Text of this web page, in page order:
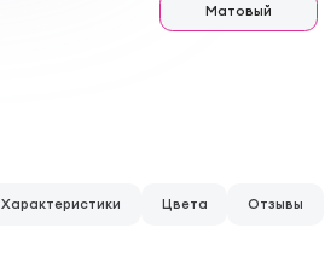
Матовый
Характеристики Цвета Отзывы